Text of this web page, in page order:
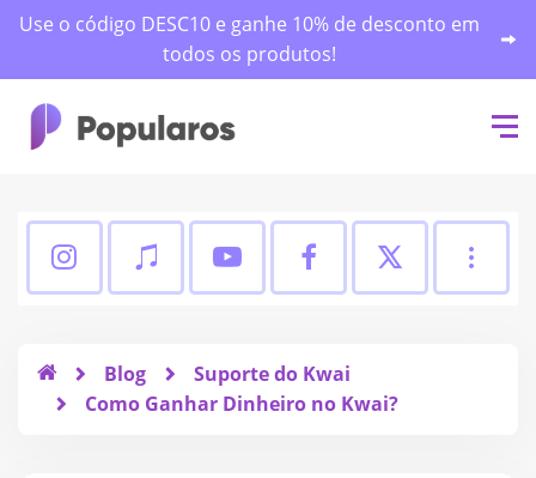
Use o código DESC10 e ganhe 10% de desconto em
todos os produtos!
Seguidores Automáticos no
Visualizações YouTube
Curtidas
Blog
Suporte do Kwai
Como Ganhar Dinheiro no Kwai?